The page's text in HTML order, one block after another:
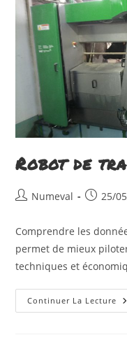
Robot de
Auteur/autrice
la
publication :
Numeval 25/
Comprendre les
permet de mieux
techniques et
Continuer La Lecture